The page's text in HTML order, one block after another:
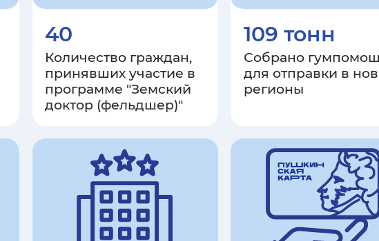
40
Количество граждан,
принявших участие в
программе "Земский
доктор (фельдшер)"
109 тонн
Собрано
для отправки в
регионы